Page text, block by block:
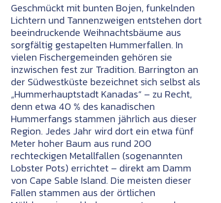
Geschmückt mit bunten Bojen, funkelnden
Lichtern und Tannenzweigen entstehen dort
beeindruckende Weihnachtsbäume aus
sorgfältig gestapelten Hummerfallen. In
vielen Fischergemeinden gehören sie
inzwischen fest zur Tradition. Barrington an
der Südwestküste bezeichnet sich selbst als
„Hummerhauptstadt Kanadas“ – zu Recht,
denn etwa 40 % des kanadischen
Hummerfangs stammen jährlich aus dieser
Region. Jedes Jahr wird dort ein etwa fünf
Meter hoher Baum aus rund 200
rechteckigen Metallfallen (sogenannten
Lobster Pots) errichtet – direkt am Damm
von Cape Sable Island. Die meisten dieser
Fallen stammen aus der örtlichen